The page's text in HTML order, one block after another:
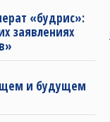
«будрис»:
заявлениях
и будущем